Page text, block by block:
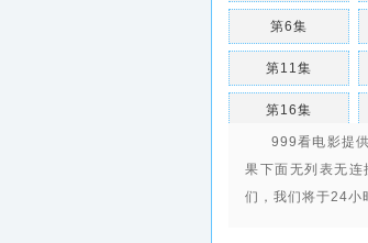
第6集
第11集
第16集
999看电影提
果下面无列表无
们，我们将于24小